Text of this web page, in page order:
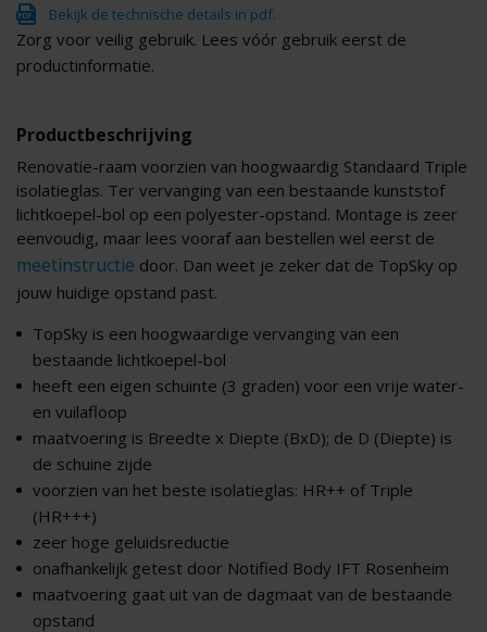
Bekijk de technische details in pdf.
Zorg voor veilig gebruik. Lees vóór gebruik eerst de
productinformatie.
Productbeschrijving
Renovatie-raam voorzien van hoogwaardig Standaard Triple
isolatieglas. Ter vervanging van een bestaande kunststof
lichtkoepel-bol op een polyester-opstand. Montage is zeer
eenvoudig, maar lees vooraf aan bestellen wel eerst de
meetinstructie door. Dan weet je zeker dat de TopSky op
jouw huidige opstand past.
TopSky is een hoogwaardige vervanging van een
bestaande lichtkoepel-bol
heeft een eigen schuinte (3 graden) voor een vrije water-
en vuilafloop
maatvoering is Breedte x Diepte (BxD); de D (Diepte) is
de schuine zijde
voorzien van het beste isolatieglas: HR++ of Triple
(HR+++)
zeer hoge geluidsreductie
onafhankelijk getest door Notified Body IFT Rosenheim
maatvoering gaat uit van de dagmaat van de bestaande
opstand